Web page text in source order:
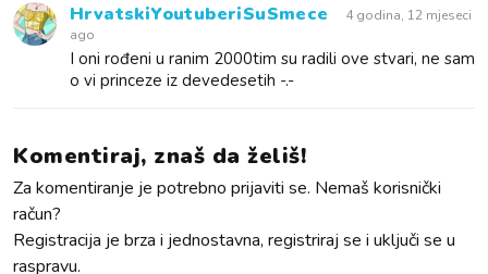
HrvatskiYoutuberiSuSmece
4 godina, 12 mjeseci
ago
I oni rođeni u ranim 2000tim su radili ove stvari, ne sam
o vi princeze iz devedesetih -.-
Komentiraj, znaš da želiš!
Za komentiranje je potrebno prijaviti se. Nemaš korisnički
račun?
Registracija je brza i jednostavna, registriraj se i uključi se u
raspravu.